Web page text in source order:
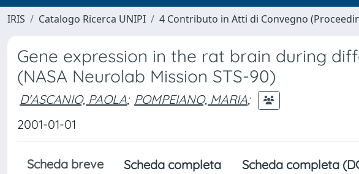
IRIS Catalogo Ricerca UNIPI 4 Contributo in Atti di Convegno
Gene expression in the rat brain during
(NASA Neurolab Mission STS-90)
D'ASCANIO, PAOLA; POMPEIANO, MARIA;
2001-01-01
Scheda breve Scheda completa Scheda completa